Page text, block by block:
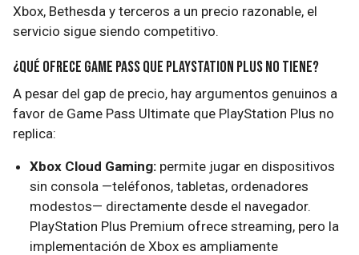
Xbox, Bethesda y terceros a un precio razonable, el
servicio sigue siendo competitivo.
¿Qué ofrece Game Pass que PlayStation Plus no tiene?
A pesar del gap de precio, hay argumentos genuinos a
favor de Game Pass Ultimate que PlayStation Plus no
replica:
Xbox Cloud Gaming: permite jugar en dispositivos
sin consola —teléfonos, tabletas, ordenadores
modestos— directamente desde el navegador.
PlayStation Plus Premium ofrece streaming, pero la
implementación de Xbox es ampliamente